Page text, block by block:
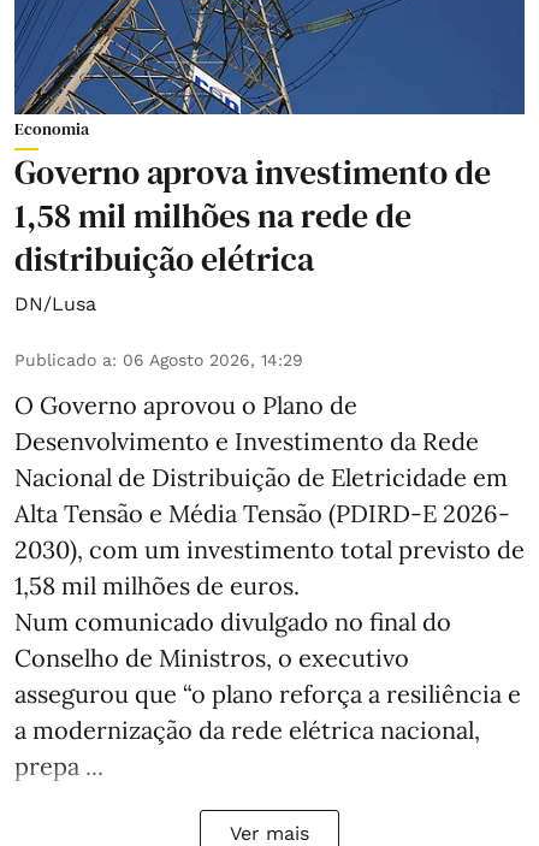
Economia
Governo aprova investimento de
1,58 mil milhões na rede de
distribuição elétrica
DN/Lusa
Publicado a: 06 Agosto 2026, 14:29
O Governo aprovou o Plano de
Desenvolvimento e Investimento da Rede
Nacional de Distribuição de Eletricidade em
Alta Tensão e Média Tensão (PDIRD-E 2026-
2030), com um investimento total previsto de
1,58 mil milhões de euros.
Num comunicado divulgado no final do
Conselho de Ministros, o executivo
assegurou que “o plano reforça a resiliência e
a modernização da rede elétrica nacional,
prepa ...
Ver mais